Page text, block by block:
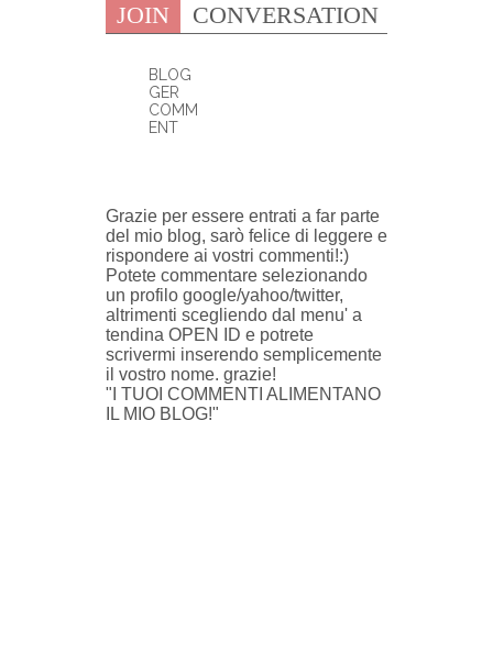
JOIN CONVERSATION
BLOG
GER
COMM
ENT
Grazie per essere entrati a far parte
del mio blog, sarò felice di leggere e
rispondere ai vostri commenti!:)
Potete commentare selezionando
un profilo google/yahoo/twitter,
altrimenti scegliendo dal menu' a
tendina OPEN ID e potrete
scrivermi inserendo semplicemente
il vostro nome. grazie!
"I TUOI COMMENTI ALIMENTANO
IL MIO BLOG!"